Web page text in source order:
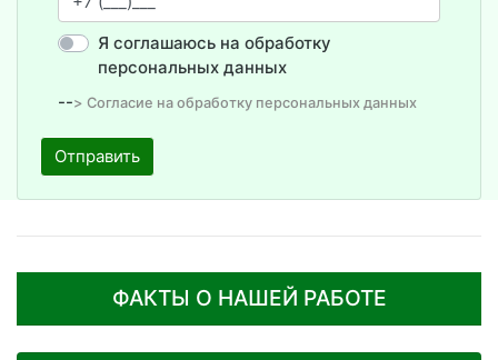
Я соглашаюсь на обработку
персональных данных
--> Согласие на обработку персональных данных
Отправить
ФАКТЫ О НАШЕЙ РАБОТЕ